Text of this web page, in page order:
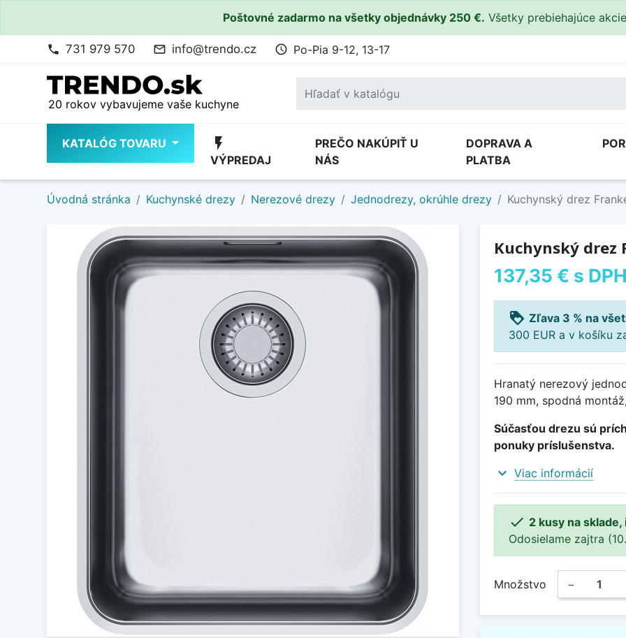
Poštovné zadarmo na všetky objednávky 250 €. Všetky prebiehajúce akcie
phone 731 979 570 mail_outline info@trendo.cz access_time Po-Pia 9-12, 13-17
20 rokov vybavujeme vaše kuchyne
KATALÓG TOVARU flash_on
VÝPREDAJ
PREČO NAKÚPIŤ U
NÁS
DOPRAVA A
PLATBA
Úvodná stránka Kuchynské drezy Nerezové drezy Jednodrezy, okrúhle drezy Kuchynský drez
Kuchynský drez
137,35 € s DPH
loyalty Zľava 3 % na
300 EUR a v košíku
Hranatý nerezový
190 mm, spodná
Súčasťou drezu sú
ponuky príslušenstva.
expand_more Viac informácií
 2 kusy na
Odosielame zajtra
Množstvo −